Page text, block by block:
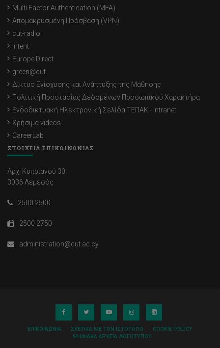
Multi Factor Authentication (MFA)
Απομακρυσμένη Πρόσβαση (VPN)
cut-radio
Intent
Europe Direct
green@cut
Δίκτυο Ενίσχυσης και Ανάπτυξης της Μάθησης
Πολιτική Προστασίας Δεδομένων Προσωπικού Χαρακτήρα
Ενδοδικτυακή Ηλεκτρονική Σελίδα ΤΕΠΑΚ - Intranet
Χρήσιμα videos
CareerLab
ΣΤΟΙΧΕΙΑ ΕΠΙΚΟΙΝΩΝΙΑΣ
Αρχ. Κυπριανού 30
3036 Λεμεσός
2500 2500
2500 2750
administration@cut.ac.cy
ΕΠΙΚΟΙΝΩΝΊΑ ΣΧΕΤΙΚΆ ΜΕ ΤΟΝ ΙΣΤΌΤΟΠΟ
COOKIE POLICY
ΨΗΦΙΑΚΆ ΑΡΧΕΊΑ ΛΟΓΌΤΥΠΟΥ